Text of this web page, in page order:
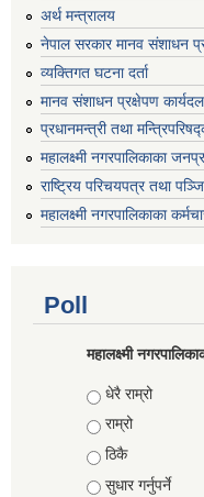
अर्थ मन्त्रालय
नेपाल सरकार मानव संशाधन
व्यक्तिगत घटना दर्ता
मानव संशाधन प्रक्षेपण कार्यदल
प्रधानमन्त्री तथा
महालक्ष्मी नगरपालिकाका
राष्ट्रिय परिचयपत्र तथा
महालक्ष्मी नगरपालिकाका
Poll
महालक्ष्मी
Choices
धेरै राम्रो
राम्रो
ठिकै
सुधार गर्नुपर्ने